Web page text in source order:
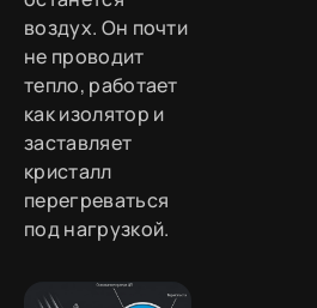
воздух. Он почти
не проводит
тепло, работает
как изолятор и
заставляет
кристалл
перегреваться
под нагрузкой.